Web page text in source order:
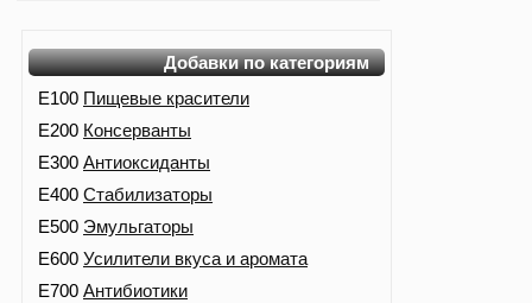
Добавки по категориям
E100 Пищевые красители
E200 Консерванты
E300 Антиоксиданты
E400 Стабилизаторы
E500 Эмульгаторы
E600 Усилители вкуса и аромата
E700 Антибиотики